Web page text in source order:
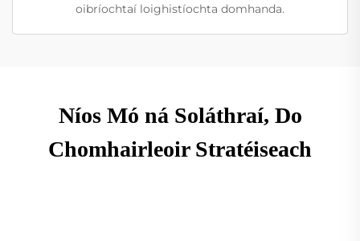
oibríochtaí loighistíochta domhanda.
Níos Mó ná Soláthraí, Do
Chomhairleoir Stratéiseach